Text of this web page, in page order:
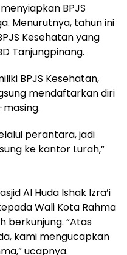
BPJS
Menurutnya, tahun ini
Kesehatan yang
Tanjungpinang.
BPJS Kesehatan,
mendaftarkan diri
perantara, jadi
ke kantor Lurah,”
Al Huda Ishak Izra’i
Wali Kota Rahma
berkunjung. “Atas
kami mengucapkan
ucapnya.